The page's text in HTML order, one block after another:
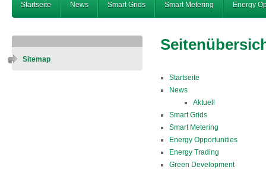
Startseite News Smart Grids Smart Metering Energy
Sitemap
Startseite
News
Aktuell
Smart Grids
Smart Metering
Energy Opportunities
Energy Trading
Green Development